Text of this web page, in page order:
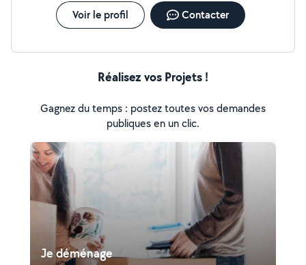
Voir le profil Contacter
Réalisez vos Projets !
Gagnez du temps : postez toutes vos demandes
publiques en un clic.
Je déménage